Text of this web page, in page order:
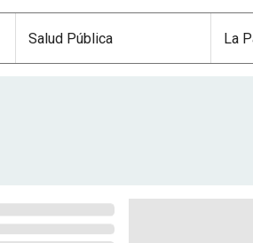
La Paz, La Paz